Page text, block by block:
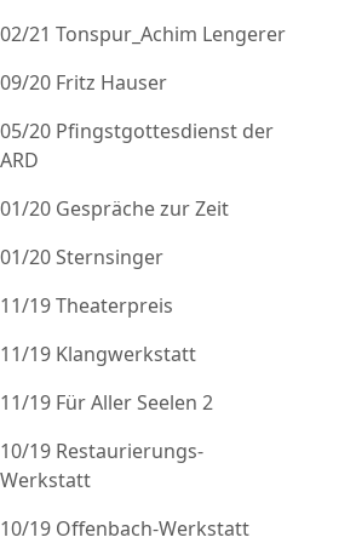
02/21 Tonspur_Achim Lengerer
09/20 Fritz Hauser
05/20 Pfingstgottesdienst der
ARD
01/20 Gespräche zur Zeit
01/20 Sternsinger
11/19 Theaterpreis
11/19 Klangwerkstatt
11/19 Für Aller Seelen 2
10/19 Restaurierungs-
Werkstatt
10/19 Offenbach-Werkstatt